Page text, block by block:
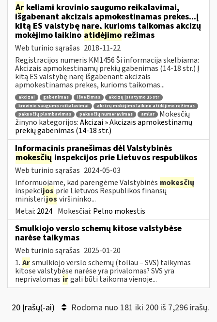
Ar keliami krovinio saugumo reikalavimai,
išgabenant akcizais apmokestinamas prekes...į
kitą ES valstybę narę, kurioms taikomas akcizų
mokėjimo laikino atidėjimo režimas
Web turinio sąrašas 2018-11-22
Registracijos numeris KM1456 Ši informacija skelbiama:
Akcizais apmokestinamų prekių gabenimas (14-18 str.) Į
kitą ES valstybę narę išgabenant akcizais
apmokestinamas prekes, kurioms taikomas...
akcizai gabenimas išvežimas
akcizų įstatymo 15 str
krovinio saugumo reikalavimai
akcizų mokėjimo laikino atidėjimo režimas
pakuočių plombavimas
pakuočių numeravimas amlar
Mokesčių
žinyno kategorijos:Akcizai » Akcizais apmokestinamų
prekių gabenimas (14-18 str.)
Informacinis pranešimas dėl Valstybinės
mokesčių inspekcijos prie Lietuvos respublikos
Web turinio sąrašas 2024-05-03
Informuojame, kad parengėme Valstybinės mokesčių
inspekcijos prie Lietuvos Respublikos finansų
ministerijos viršininko...
Metai: 2024 Mokesčiai: Pelno mokestis
Smulkiojo verslo schemų kitose valstybėse
narėse taikymas
Web turinio sąrašas 2025-01-20
1. Arsmulkiojo verslo schemų (toliau – SVS) taikymas
kitose valstybėse narėse yra privalomas? SVS yra
neprivalomas irgali būti taikoma vienoje...
20 Įrašų(-ai) Rodoma nuo 181 iki 200 iš 7,296 irašų.